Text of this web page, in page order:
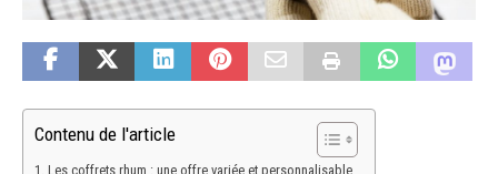
Contenu de l'article
Les coffrets rhum : une offre variée et personnalisable